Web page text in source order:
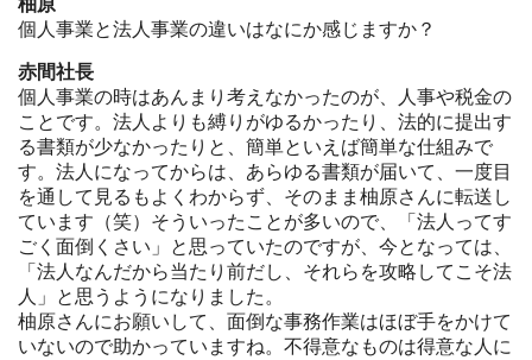
柚原
個人事業と法人事業の違いはなにか感じますか？
赤間社長
個人事業の時はあんまり考えなかったのが、人事や税金の
ことです。法人よりも縛りがゆるかったり、法的に提出す
る書類が少なかったりと、簡単といえば簡単な仕組みで
す。法人になってからは、あらゆる書類が届いて、一度目
を通して見るもよくわからず、そのまま柚原さんに転送し
ています（笑）そういったことが多いので、「法人ってす
ごく面倒くさい」と思っていたのですが、今となっては、
「法人なんだから当たり前だし、それらを攻略してこそ法
人」と思うようになりました。
柚原さんにお願いして、面倒な事務作業はほぼ手をかけて
いないので助かっていますね。不得意なものは得意な人に